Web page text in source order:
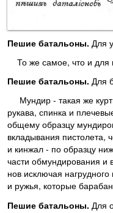
Пешие батальоны. Для
То же самое, что и для
Пешие батальоны. Для
Мундир - такая же
рукава, спинка и
общему образцу
вкладывания пистолета,
и кинжал - по образцу
части обмундирования и
нов исключая
и ружья, которые
Пешие батальоны. Для